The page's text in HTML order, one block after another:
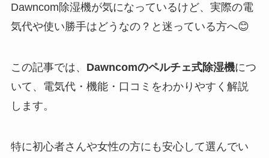
Dawncom除湿機が気になっているけど、実際の電
気代や使い勝手はどうなの？と迷っている方へ😊
この記事では、 Dawncomのペルチェ式除湿機につ
いて、電気代・機能・口コミをわかりやすく解説
します。
特に初心者さんや女性の方にも安心して選んでい